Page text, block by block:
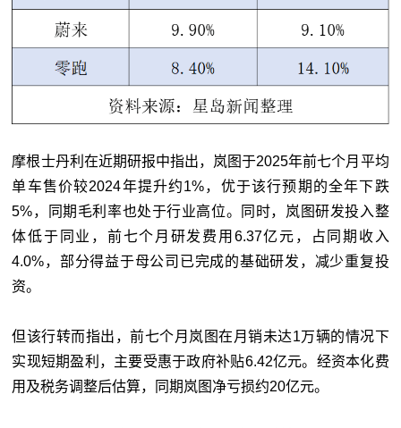
摩根士丹利在近期研报中指出，岚图于2025年前七个月平均
单车售价较2024年提升约1%，优于该行预期的全年下跌
5%，同期毛利率也处于行业高位。同时，岚图研发投入整
体低于同业，前七个月研发费用6.37亿元，占同期收入
4.0%，部分得益于母公司已完成的基础研发，减少重复投
资。
但该行转而指出，前七个月岚图在月销未达1万辆的情况下
实现短期盈利，主要受惠于政府补贴6.42亿元。经资本化费
用及税务调整后估算，同期岚图净亏损约20亿元。